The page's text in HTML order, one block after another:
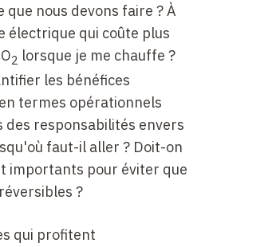
nous devons faire ? À
électrique qui coûte plus
2 lorsque je me chauffe ?
les bénéfices
termes opérationnels
des responsabilités envers
faut-il aller ? Doit-on
importants pour éviter que
?
qui profitent